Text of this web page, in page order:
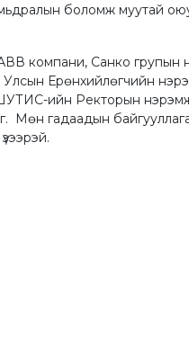
боломж муутай
компани, Санко групын
Ерөнхийлөгчийн
ийн Ректорын
гадаадын